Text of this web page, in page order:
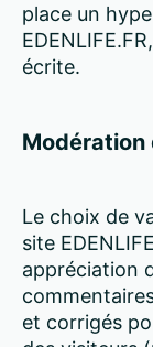
place un
écrite.
Modération
Le choix de
site
appréciation
et corrigés